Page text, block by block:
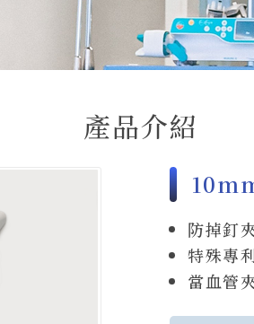
產品介紹
防掉釘
特殊專
當血管